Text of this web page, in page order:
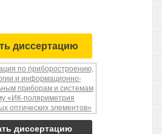
диссертацию
диссертацию